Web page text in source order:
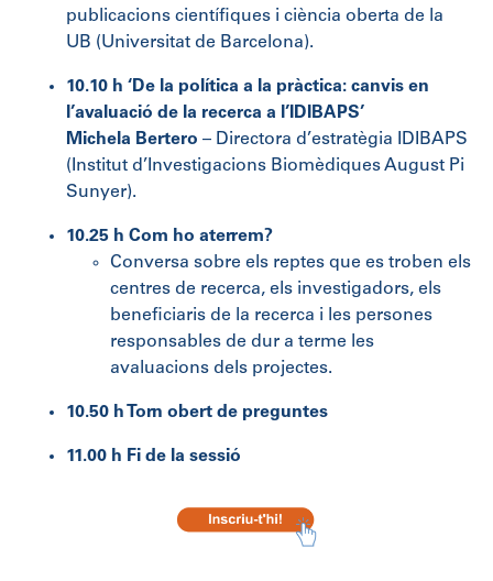
publicacions científiques i ciència oberta de la
UB (Universitat de Barcelona).
10.10 h ‘De la política a la pràctica: canvis en
l’avaluació de la recerca a l’IDIBAPS’
Michela Bertero – Directora d’estratègia IDIBAPS
(Institut d’Investigacions Biomèdiques August Pi
Sunyer).
10.25 h Com ho aterrem?
Conversa sobre els reptes que es troben els
centres de recerca, els investigadors, els
beneficiaris de la recerca i les persones
responsables de dur a terme les
avaluacions dels projectes.
10.50 h Torn obert de preguntes
11.00 h Fi de la sessió